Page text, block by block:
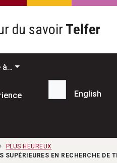
du savoir Telfer
à…
Recherche...
English
PLUS HEUREUX
SUPÉRIEURES EN RECHERCHE